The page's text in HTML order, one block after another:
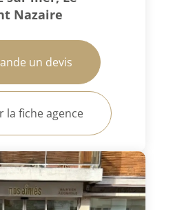
Nazaire
un devis
la fiche agence